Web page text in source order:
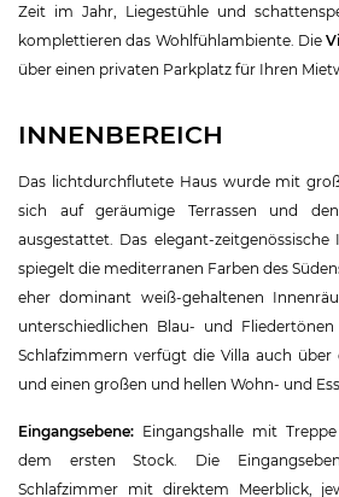
Zeit im Jahr, Liegestühle und
komplettieren das Wohlfühlambiente. Die
über einen privaten Parkplatz für Ihren
INNENBEREICH
Das lichtdurchflutete Haus wurde mit
sich auf geräumige Terrassen und
ausgestattet. Das elegant-zeitgenössische
spiegelt die mediterranen Farben des
eher dominant weiß-gehaltenen
unterschiedlichen Blau- und
Schlafzimmern verfügt die Villa auch
und einen großen und hellen Wohn- und
Eingangsebene: Eingangshalle mit
dem ersten Stock. Die
Schlafzimmer mit direktem Meerblick,